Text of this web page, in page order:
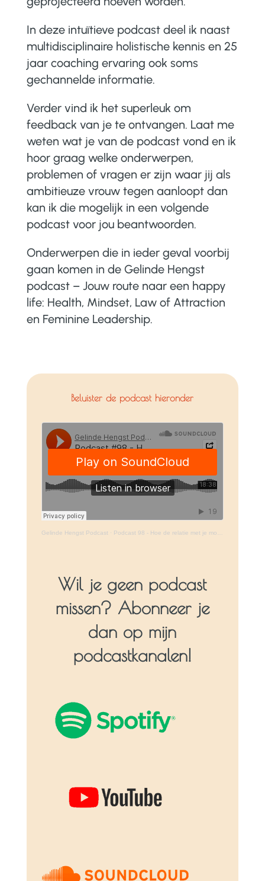
In deze intuïtieve podcast deel ik naast
multidisciplinaire holistische kennis en 25
jaar coaching ervaring ook soms
gechannelde informatie.
Verder vind ik het superleuk om
feedback van je te ontvangen. Laat me
weten wat je van de podcast vond en ik
hoor graag welke onderwerpen,
problemen of vragen er zijn waar jij als
ambitieuze vrouw tegen aanloopt dan
kan ik die mogelijk in een volgende
podcast voor jou beantwoorden.
Onderwerpen die in ieder geval voorbij
gaan komen in de Gelinde Hengst
podcast – Jouw route naar een happy
life: Health, Mindset, Law of Attraction
en Feminine Leadership.
Beluister de podcast hieronder
Gelinde Hengst Podcast · Podcast 98 - Hoe de relatie met je moeder je succes en overvloed bepaalt
Wil je geen podcast
missen? Abonneer je
dan op mijn
podcastkanalen!